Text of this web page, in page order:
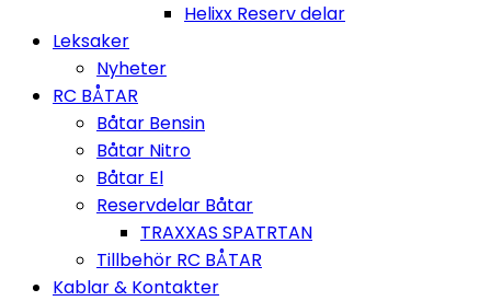
Helixx Reserv delar
Leksaker
Nyheter
RC BÅTAR
Båtar Bensin
Båtar Nitro
Båtar El
Reservdelar Båtar
TRAXXAS SPATRTAN
Tillbehör RC BÅTAR
Kablar & Kontakter